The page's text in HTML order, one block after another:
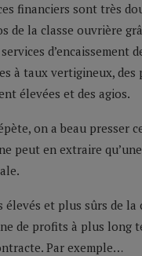
financiers sont très
de la classe ouvrière
d’encaissement
à taux vertigineux, des
élevées et des agios.
on a beau presser
peut en extraire
élevés et plus sûrs de la
de profits à plus long
Par exemple…